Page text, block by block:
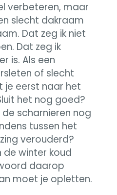
verbeteren, maar
slecht dakraam
Dat zeg ik niet
Dat zeg ik
is. Als een
of slecht
je eerst naar het
het nog goed?
scharnieren nog
tussen het
verouderd?
winter koud
daarop
moet je opletten.